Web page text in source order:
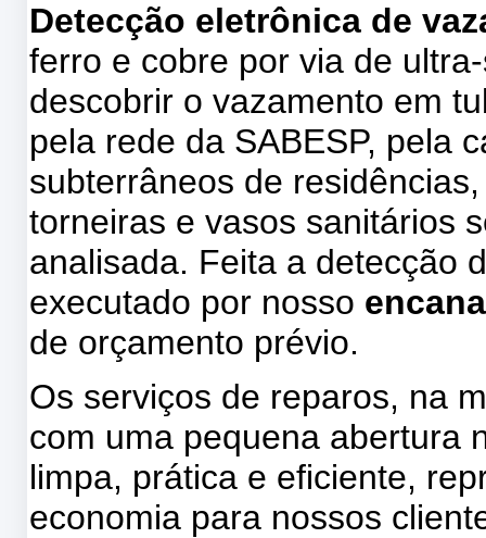
Detecção eletrônica de
ferro e cobre por via de
descobrir o vazamento em
pela rede da SABESP, pela
subterrâneos de
torneiras e vasos sanitários
analisada. Feita a detecção
executado por nosso
de orçamento prévio.
Os serviços de reparos, na
com uma pequena abertura
limpa, prática e eficiente,
economia para nossos